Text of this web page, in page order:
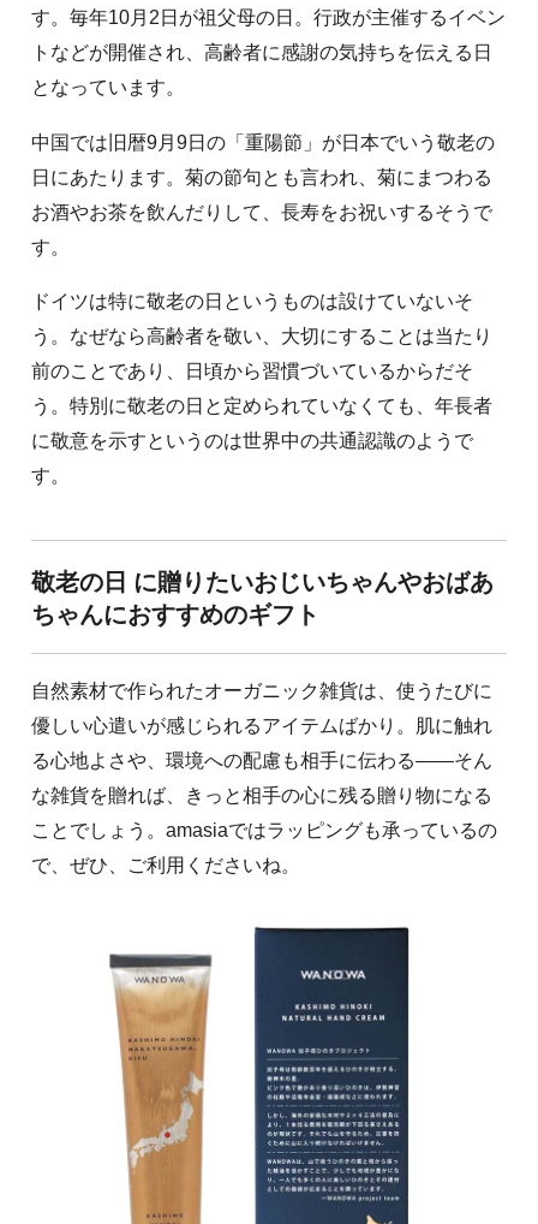
す。毎年10月2日が祖父母の日。行政が主催するイベン
トなどが開催され、高齢者に感謝の気持ちを伝える日
となっています。
中国では旧暦9月9日の「重陽節」が日本でいう敬老の
日にあたります。菊の節句とも言われ、菊にまつわる
お酒やお茶を飲んだりして、長寿をお祝いするそうで
す。
ドイツは特に敬老の日というものは設けていないそ
う。なぜなら高齢者を敬い、大切にすることは当たり
前のことであり、日頃から習慣づいているからだそ
う。特別に敬老の日と定められていなくても、年長者
に敬意を示すというのは世界中の共通認識のようで
す。
敬老の日 に贈りたいおじいちゃんやおばあ
ちゃんにおすすめのギフト
自然素材で作られたオーガニック雑貨は、使うたびに
優しい心遣いが感じられるアイテムばかり。肌に触れ
る心地よさや、環境への配慮も相手に伝わる――そん
な雑貨を贈れば、きっと相手の心に残る贈り物になる
ことでしょう。amasiaではラッピングも承っているの
で、ぜひ、ご利用くださいね。